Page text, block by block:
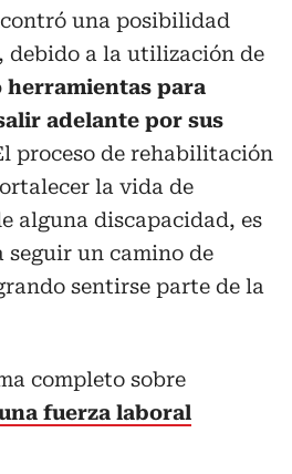
una posibilidad
debido a la utilización de
herramientas para
adelante por sus
proceso de rehabilitación
la vida de
alguna discapacidad, es
un camino de
sentirse parte de la
completo sobre
fuerza laboral